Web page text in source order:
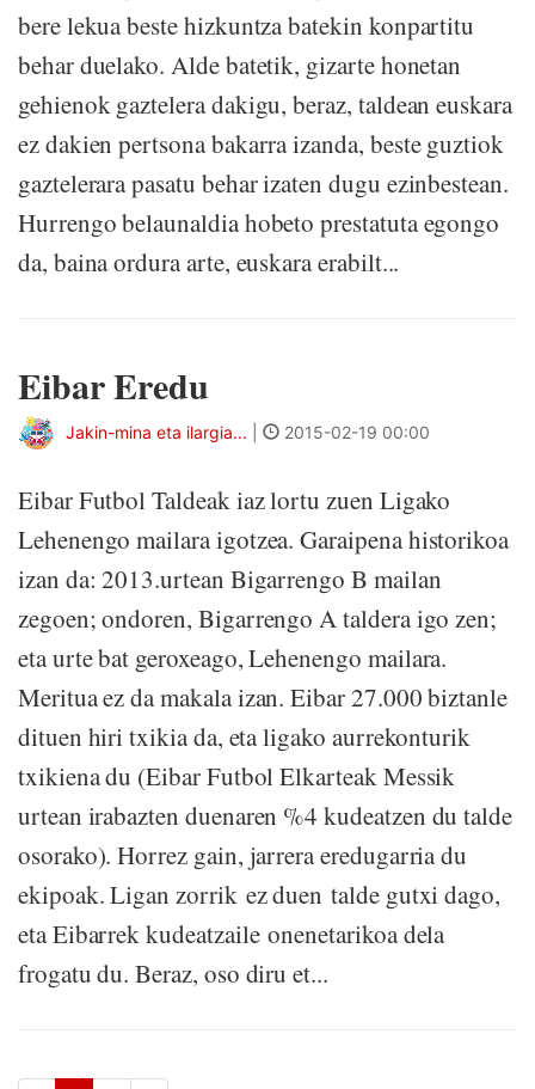
bere lekua beste hizkuntza batekin konpartitu
behar duelako. Alde batetik, gizarte honetan
gehienok gaztelera dakigu, beraz, taldean euskara
ez dakien pertsona bakarra izanda, beste guztiok
gaztelerara pasatu behar izaten dugu ezinbestean.
Hurrengo belaunaldia hobeto prestatuta egongo
da, baina ordura arte, euskara erabilt...
Eibar Eredu
Jakin-mina eta ilargia... 2015-02-19 00:00
Eibar Futbol Taldeak iaz lortu zuen Ligako
Lehenengo mailara igotzea. Garaipena historikoa
izan da: 2013.urtean Bigarrengo B mailan
zegoen; ondoren, Bigarrengo A taldera igo zen;
eta urte bat geroxeago, Lehenengo mailara.
Meritua ez da makala izan. Eibar 27.000 biztanle
dituen hiri txikia da, eta ligako aurrekonturik
txikiena du (Eibar Futbol Elkarteak Messik
urtean irabazten duenaren %4 kudeatzen du talde
osorako). Horrez gain, jarrera eredugarria du
ekipoak. Ligan zorrik ez duen talde gutxi dago,
eta Eibarrek kudeatzaile onenetarikoa dela
frogatu du. Beraz, oso diru et...